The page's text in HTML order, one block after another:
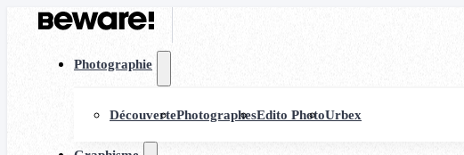
Photographie
DécouvertePhotographesEdito PhotoUrbex